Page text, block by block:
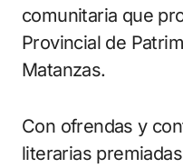
comunitaria que
Provincial de
Matanzas.
Con ofrendas y
literarias